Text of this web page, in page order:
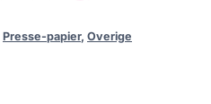
Presse-papier, Overige